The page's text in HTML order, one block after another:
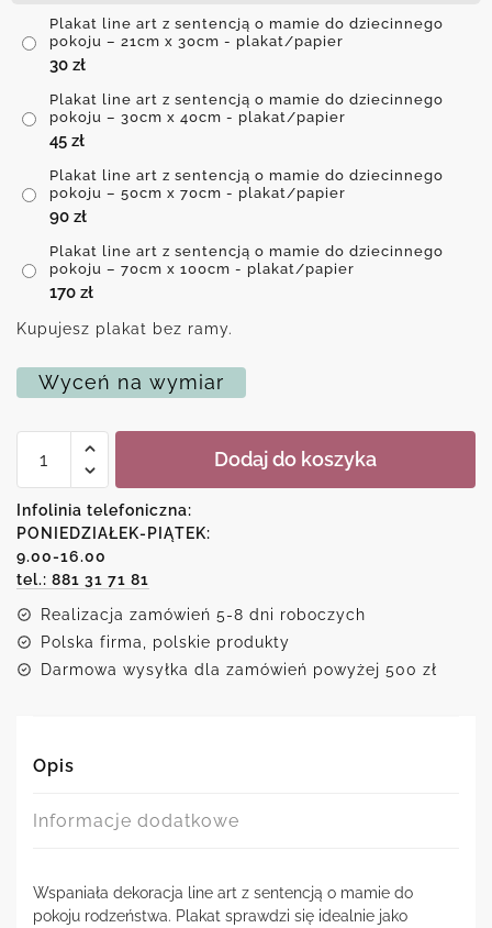
Plakat line art z sentencją o mamie do dziecinnego
pokoju – 21cm x 30cm - plakat/papier
30 zł
Plakat line art z sentencją o mamie do dziecinnego
pokoju – 30cm x 40cm - plakat/papier
45 zł
Plakat line art z sentencją o mamie do dziecinnego
pokoju – 50cm x 70cm - plakat/papier
90 zł
Plakat line art z sentencją o mamie do dziecinnego
pokoju – 70cm x 100cm - plakat/papier
170 zł
Kupujesz plakat bez ramy.
Wyceń na wymiar
Plakat
z
sentencją
o
mamie
dziecinnego
pokoju
Dodaj do koszyka
Infolinia telefoniczna:
PONIEDZIAŁEK-PIĄTEK:
9.00-16.00
tel.: 881 31 71 81
Realizacja zamówień 5-8 dni roboczych
Polska firma, polskie produkty
Darmowa wysyłka dla zamówień powyżej 500 zł
Opis
Informacje dodatkowe
Wspaniała dekoracja line art z sentencją o mamie do
pokoju rodzeństwa. Plakat sprawdzi się idealnie jako